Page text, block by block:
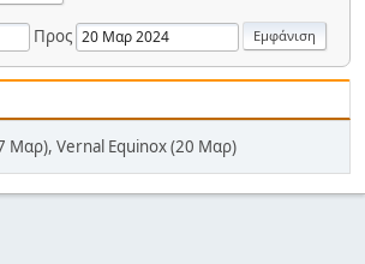
Προς
Μαρ), Vernal Equinox (20 Μαρ)